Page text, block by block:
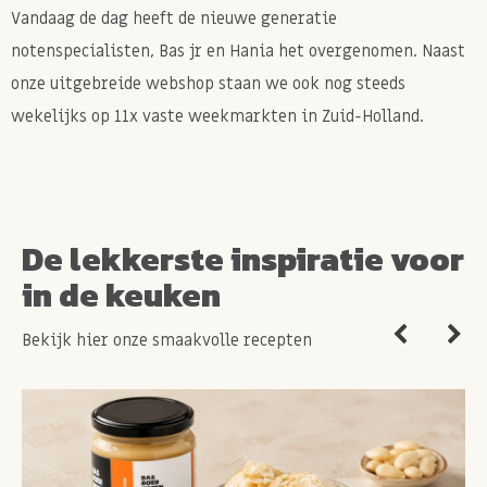
Bewaar advies
Bewaar de tahin met afgesloten deksel op een donkere
plek < 20 graden.
Kan sporen van PINDA'S, NOTEN bevatten.
Vandaag de dag heeft de nieuwe generatie
notenspecialisten, Bas jr en Hania het overgenomen. Naast
onze uitgebreide webshop staan we ook nog steeds
wekelijks op 11x vaste weekmarkten in Zuid-Holland.
De lekkerste inspiratie voor
in de keuken
Bekijk hier onze smaakvolle recepten